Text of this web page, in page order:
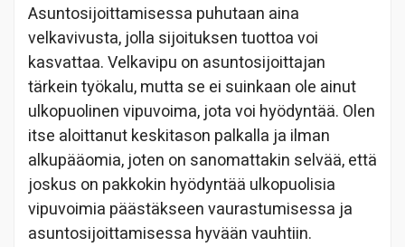
Asuntosijoittamisessa puhutaan aina
velkavivusta, jolla sijoituksen tuottoa voi
kasvattaa. Velkavipu on asuntosijoittajan
tärkein työkalu, mutta se ei suinkaan ole ainut
ulkopuolinen vipuvoima, jota voi hyödyntää. Olen
itse aloittanut keskitason palkalla ja ilman
alkupääomia, joten on sanomattakin selvää, että
joskus on pakkokin hyödyntää ulkopuolisia
vipuvoimia päästäkseen vaurastumisessa ja
asuntosijoittamisessa hyvään vauhtiin.